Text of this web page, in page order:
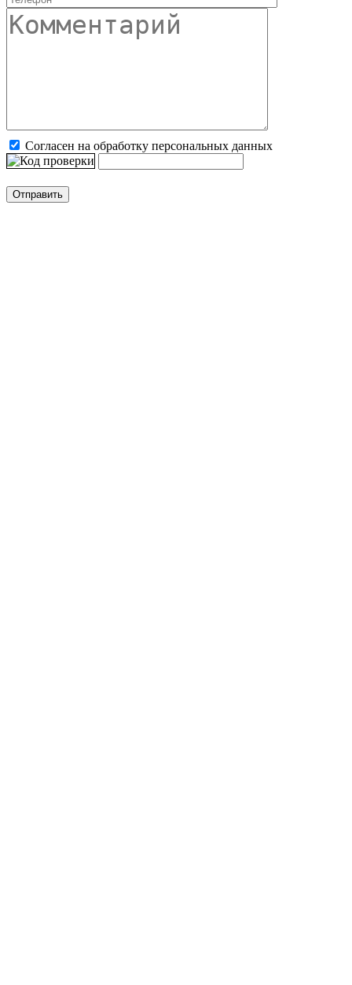
Согласен на обработку персональных данных